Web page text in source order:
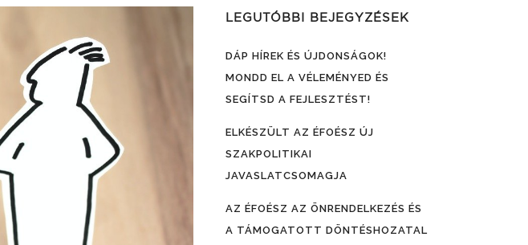
LEGUTÓBBI BEJEGYZÉSEK
DÁP HÍREK ÉS ÚJDONSÁGOK!
MONDD EL A VÉLEMÉNYED ÉS
SEGÍTSD A FEJLESZTÉST!
ELKÉSZÜLT AZ ÉFOÉSZ ÚJ
SZAKPOLITIKAI
JAVASLATCSOMAGJA
AZ ÉFOÉSZ AZ ÖNRENDELKEZÉS ÉS
A TÁMOGATOTT DÖNTÉSHOZATAL